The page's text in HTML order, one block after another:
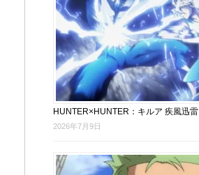
HUNTER×HUNTER：キルア 疾風迅雷
2026年7月9日